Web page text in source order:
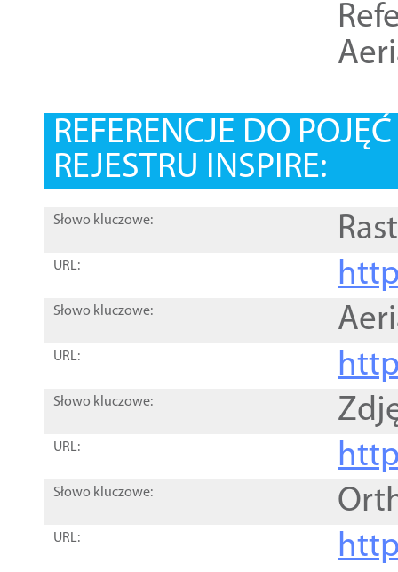
REFERENCJE DO
REJESTRU INSPIRE:
Słowo kluczowe:
URL:
Słowo kluczowe:
URL:
Słowo kluczowe:
URL:
Słowo kluczowe:
URL: